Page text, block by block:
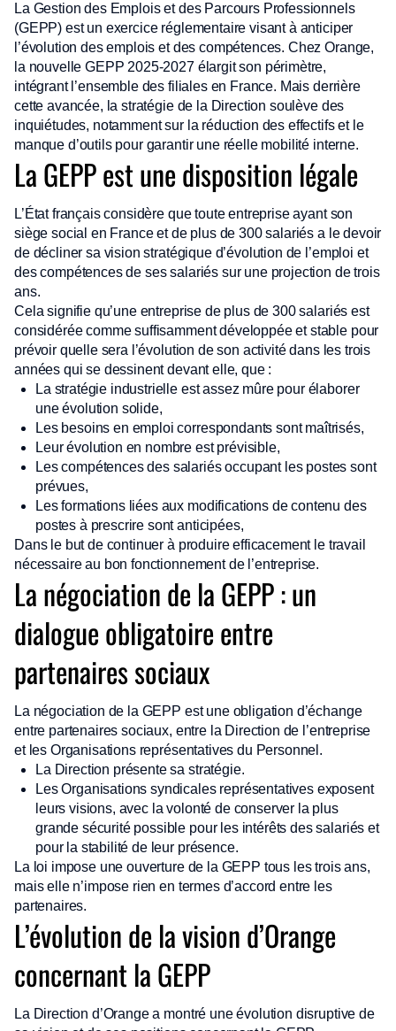
La Gestion des Emplois et des Parcours Professionnels
(GEPP) est un exercice réglementaire visant à anticiper
l’évolution des emplois et des compétences. Chez Orange,
la nouvelle GEPP 2025-2027 élargit son périmètre,
intégrant l’ensemble des filiales en France. Mais derrière
cette avancée, la stratégie de la Direction soulève des
inquiétudes, notamment sur la réduction des effectifs et le
manque d’outils pour garantir une réelle mobilité interne.
La GEPP est une disposition légale
L’État français considère que toute entreprise ayant son
siège social en France et de plus de 300 salariés a le devoir
de décliner sa vision stratégique d’évolution de l’emploi et
des compétences de ses salariés sur une projection de trois
ans.
Cela signifie qu’une entreprise de plus de 300 salariés est
considérée comme suffisamment développée et stable pour
prévoir quelle sera l’évolution de son activité dans les trois
années qui se dessinent devant elle, que :
La stratégie industrielle est assez mûre pour élaborer
une évolution solide,
Les besoins en emploi correspondants sont maîtrisés,
Leur évolution en nombre est prévisible,
Les compétences des salariés occupant les postes sont
prévues,
Les formations liées aux modifications de contenu des
postes à prescrire sont anticipées,
Dans le but de continuer à produire efficacement le travail
nécessaire au bon fonctionnement de l’entreprise.
La négociation de la GEPP : un
dialogue obligatoire entre
partenaires sociaux
La négociation de la GEPP est une obligation d’échange
entre partenaires sociaux, entre la Direction de l’entreprise
et les Organisations représentatives du Personnel.
La Direction présente sa stratégie.
Les Organisations syndicales représentatives exposent
leurs visions, avec la volonté de conserver la plus
grande sécurité possible pour les intérêts des salariés et
pour la stabilité de leur présence.
La loi impose une ouverture de la GEPP tous les trois ans,
mais elle n’impose rien en termes d’accord entre les
partenaires.
L’évolution de la vision d’Orange
concernant la GEPP
La Direction d’Orange a montré une évolution disruptive de